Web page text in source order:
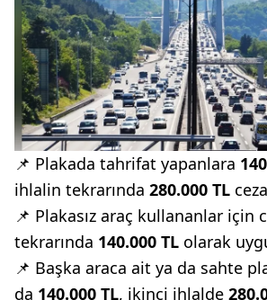
📌 Plakada tahrifat yapanlara
ihlalin tekrarında 280.000 TL
📌 Plakasız araç kullananlar için
tekrarında 140.000 TL olarak
📌 Başka araca ait ya da sahte
da 140.000 TL, ikinci ihlalde